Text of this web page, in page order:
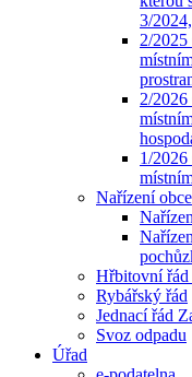
3/
2/2025
2/2026
1/2026
Nařízení obce
Hřbitovní řád
Rybářský řád
Jednací řád
Svoz odpadu
Úřad